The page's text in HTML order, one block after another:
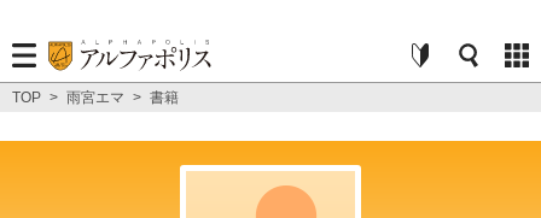
TOP > 雨宮エマ > 書籍